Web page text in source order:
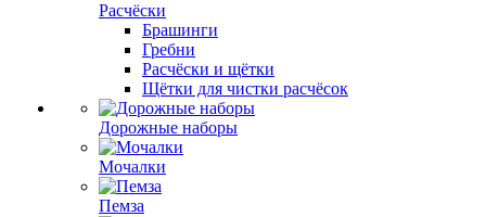
Расчёски
Брашинги
Гребни
Расчёски и щётки
Щётки для чистки расчёсок
Дорожные наборы
Мочалки
Пемза